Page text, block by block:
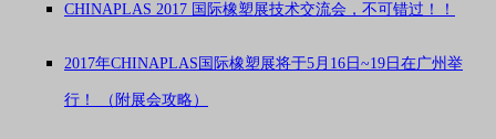
CHINAPLAS 2017 国际橡塑展技术交流会，不可错过！！
2017年CHINAPLAS国际橡塑展将于5月16日~19日在广州举
行！ （附展会攻略）